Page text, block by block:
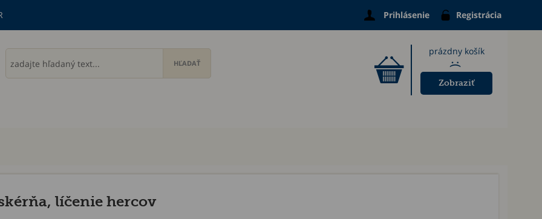
Prihlásenie Registrácia
prázdny košík
:(
Zobraziť
líčenie hercov